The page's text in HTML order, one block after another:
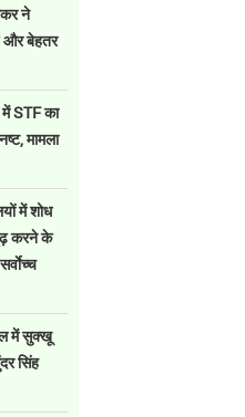
ने
और बेहतर
STF का
मामला
में शोध
करने के
में सुक्खू
सिंह